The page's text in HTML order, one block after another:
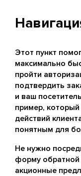
Этот пункт
максимально
пройти
подтвердить
и ваш
пример,
действий
понятным для
Не нужно
форму обратной
акционные